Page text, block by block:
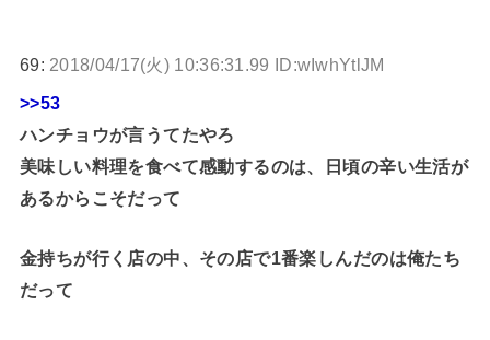
69: 2018/04/17(火) 10:36:31.99 ID:wIwhYtlJM
>>53
ハンチョウが言うてたやろ
美味しい料理を食べて感動するのは、日頃の辛い生活が
あるからこそだって
金持ちが行く店の中、その店で1番楽しんだのは俺たち
だって